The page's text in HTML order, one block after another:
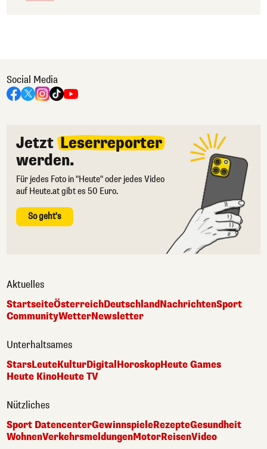
Social Media
Jetzt Leserreporter
werden.
Für jedes Foto in "Heute" oder jedes Video
auf Heute.at gibt es 50 Euro.
So geht's
Aktuelles
StartseiteÖsterreichDeutschlandNachrichtenSport
CommunityWetterNewsletter
Unterhaltsames
StarsLeuteKulturDigital HoroskopHeute Games
Heute KinoHeute TV
Nützliches
Sport DatencenterGewinnspieleRezepteGesundheit
WohnenVerkehrsmeldungenMotorReisenVideo